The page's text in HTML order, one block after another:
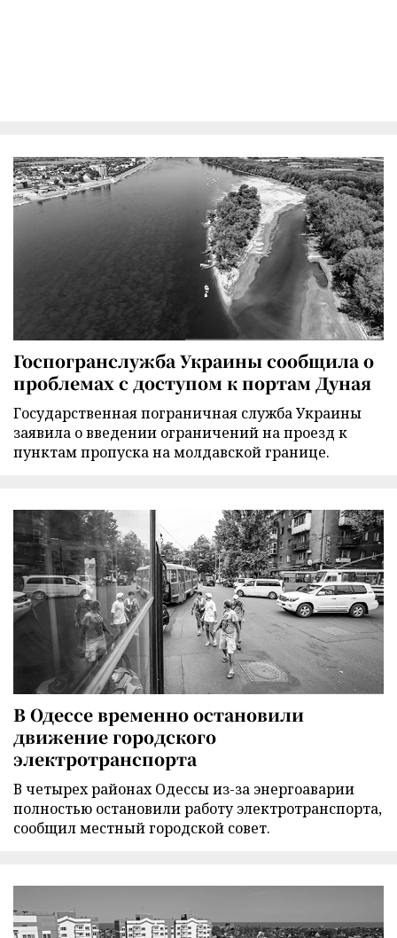
Госпогранслужба Украины сообщила о
проблемах с доступом к портам Дуная
Государственная пограничная служба Украины
заявила о введении ограничений на проезд к
пунктам пропуска на молдавской границе.
В Одессе временно остановили
движение городского
электротранспорта
В четырех районах Одессы из-за энергоаварии
полностью остановили работу электротранспорта,
сообщил местный городской совет.